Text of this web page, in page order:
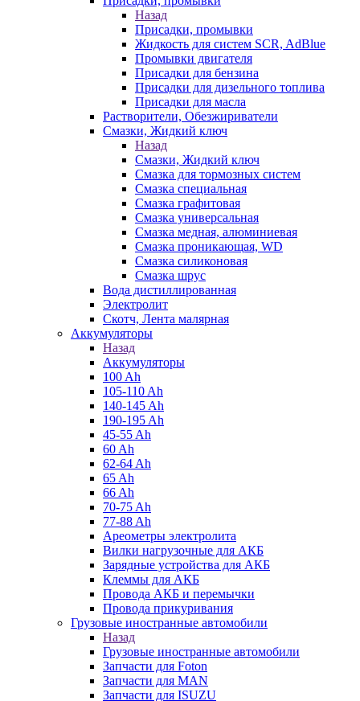
Назад
Присадки, промывки
Жидкость для систем SCR, AdBlue
Промывки двигателя
Присадки для бензина
Присадки для дизельного топлива
Присадки для масла
Растворители, Обезжириватели
Смазки, Жидкий ключ
Назад
Смазки, Жидкий ключ
Смазка для тормозных систем
Смазка специальная
Смазка графитовая
Смазка универсальная
Смазка медная, алюминиевая
Смазка проникающая, WD
Смазка силиконовая
Смазка шрус
Вода дистиллированная
Электролит
Скотч, Лента малярная
Аккумуляторы
Назад
Аккумуляторы
100 Ah
105-110 Ah
140-145 Ah
190-195 Ah
45-55 Ah
60 Ah
62-64 Ah
65 Ah
66 Ah
70-75 Ah
77-88 Ah
Ареометры электролита
Вилки нагрузочные для АКБ
Зарядные устройства для АКБ
Клеммы для АКБ
Провода АКБ и перемычки
Провода прикуривания
Грузовые иностранные автомобили
Назад
Грузовые иностранные автомобили
Запчасти для Foton
Запчасти для MAN
Запчасти для ISUZU